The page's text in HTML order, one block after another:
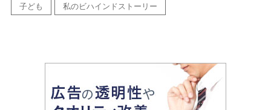
子ども 私のビハインドストーリー